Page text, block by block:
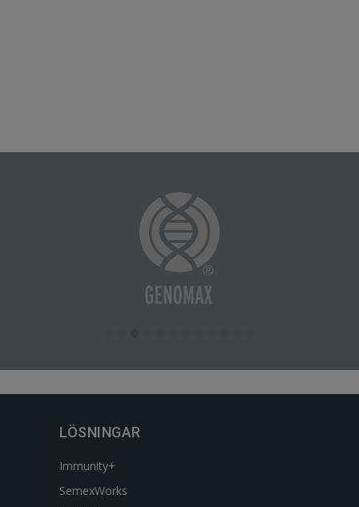
LÖSNINGAR
Immunity+
SemexWorks